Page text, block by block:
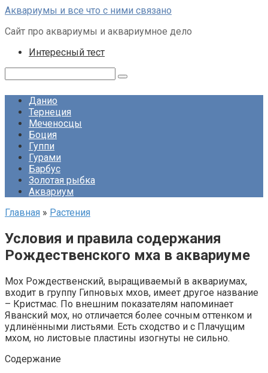
Перейти
контенту
Аквариумы и все что с ними связано
Сайт про аквариумы и аквариумное дело
Интересный тест
Данио
Тернеция
Меченосцы
Боция
Гуппи
Гурами
Барбус
Золотая рыбка
Аквариум
Главная » Растения
Условия и правила содержания
Рождественского мха в аквариуме
Мох Рождественский, выращиваемый в аквариумах,
входит в группу Гипновых мхов, имеет другое название
– Кристмас. По внешним показателям напоминает
Яванский мох, но отличается более сочным оттенком и
удлинёнными листьями. Есть сходство и с Плачущим
мхом, но листовые пластины изогнуты не сильно.
Содержание